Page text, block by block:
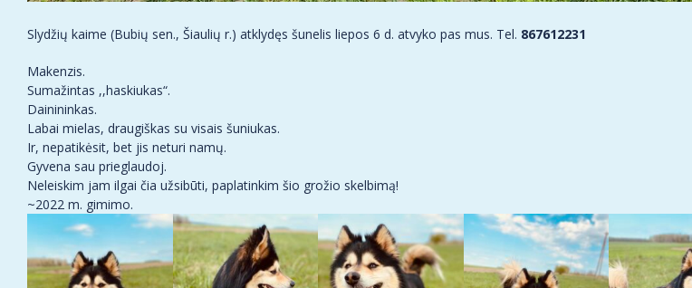
Slydžių kaime (Bubių sen., Šiaulių r.) atklydęs šunelis liepos 6 d. atvyko pas mus. Tel. 867612231
Makenzis.
Sumažintas ,,haskiukas“.
Dainininkas.
Labai mielas, draugiškas su visais šuniukas.
Ir, nepatikėsit, bet jis neturi namų.
Gyvena sau prieglaudoj.
Neleiskim jam ilgai čia užsibūti, paplatinkim šio grožio skelbimą!
~2022 m. gimimo.